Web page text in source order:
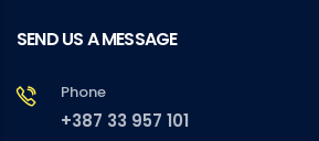
SEND US A MESSAGE
Phone
+387 33 957 101